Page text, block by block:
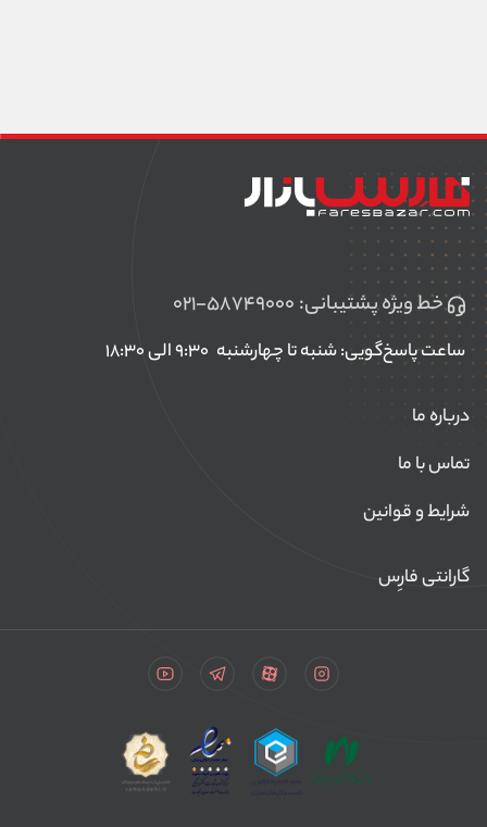
خط ویژه پشتیبانی: ۰۲۱-۵۸۷۴۹۰۰۰
ساعت پاسخ‌گویی: شنبه تا چهارشنبه
درباره ما
تماس با ما
شرایط و قوانین
گارانتی فارِس